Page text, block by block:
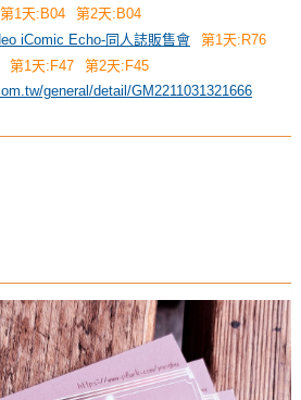
第1天:B04 第2天:B04
iComic Echo-同人誌販售會 第1天:R76
第1天:F47 第2天:F45
general/detail/GM2211031321666